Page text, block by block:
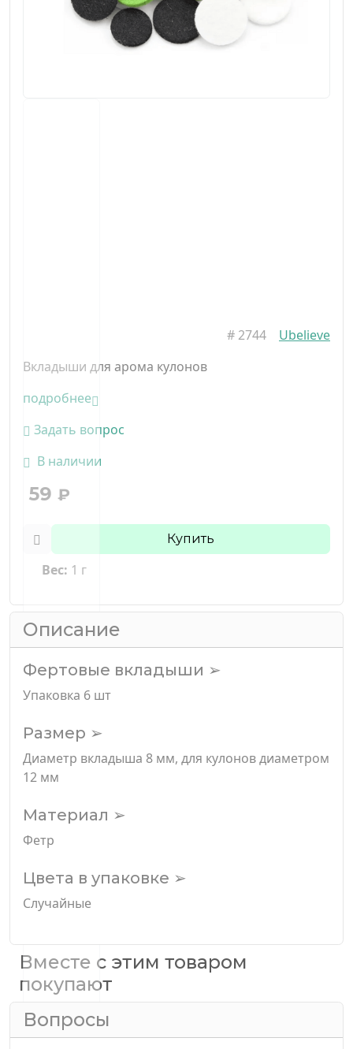
# 2744
Ubelieve
Вкладыши для арома кулонов
подробнее
Задать вопрос
В наличии
59 ₽
Купить
Вес: 1 г
Описание
Фертовые вкладыши ➢
Упаковка 6 шт
Размер ➢
Диаметр вкладыша 8 мм, для кулонов диаметром
12 мм
Материал ➢
Фетр
Цвета в упаковке ➢
Случайные
Вместе с этим товаром
покупают
Вопросы